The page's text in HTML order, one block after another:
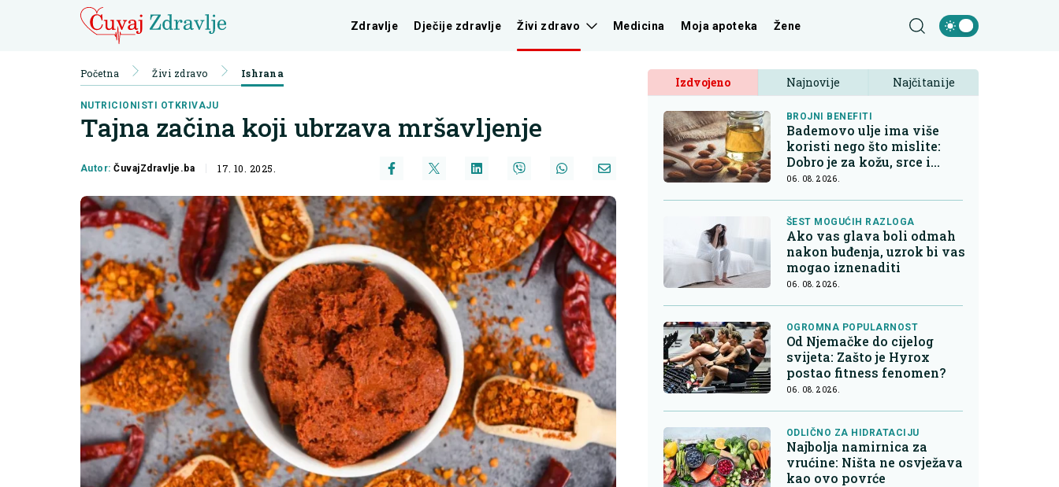
Zdravlje Dječije zdravlje Živi zdravo Medicina Moja apoteka Žene
Početna Živi zdravo Ishrana
NUTRICIONISTI OTKRIVAJU
Tajna začina koji ubrzava mršavljenje
Autor:ČuvajZdravlje.ba 17. 10. 2025.
Izdvojeno Najnovije Najčitanije
BROJNI BENEFITI
Bademovo ulje ima više
koristi nego što mislite:
Dobro je za kožu, srce i
kontrolu apetita
06. 08. 2026.
ŠEST MOGUĆIH RAZLOGA
Ako vas glava boli odmah
nakon buđenja, uzrok bi vas
mogao iznenaditi
06. 08. 2026.
OGROMNA POPULARNOST
Od Njemačke do cijelog
svijeta: Zašto je Hyrox
postao fitness fenomen?
06. 08. 2026.
ODLIČNO ZA HIDRATACIJU
Najbolja namirnica za
vrućine: Ništa ne osvježava
kao ovo povrće